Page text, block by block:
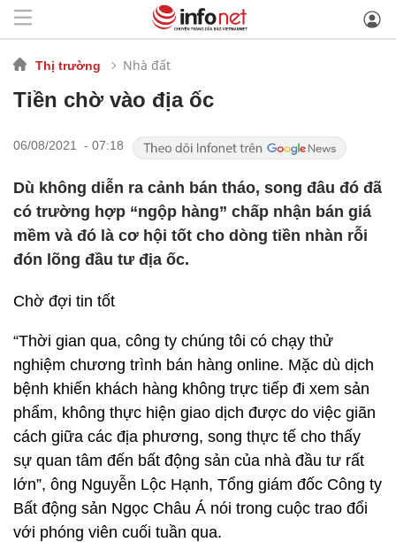
Thị trường Nhà đất
Tiền chờ vào địa ốc
06/08/2021 - 07:18
Dù không diễn ra cảnh bán tháo, song đâu đó đã
có trường hợp “ngộp hàng” chấp nhận bán giá
mềm và đó là cơ hội tốt cho dòng tiền nhàn rỗi
đón lõng đầu tư địa ốc.
Chờ đợi tin tốt
“Thời gian qua, công ty chúng tôi có chạy thử
nghiệm chương trình bán hàng online. Mặc dù dịch
bệnh khiến khách hàng không trực tiếp đi xem sản
phẩm, không thực hiện giao dịch được do việc giãn
cách giữa các địa phương, song thực tế cho thấy
sự quan tâm đến bất động sản của nhà đầu tư rất
lớn”, ông Nguyễn Lộc Hạnh, Tổng giám đốc Công ty
Bất động sản Ngọc Châu Á nói trong cuộc trao đổi
với phóng viên cuối tuần qua.